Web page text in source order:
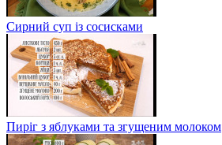
Сирний суп із сосисками
Пиріг з яблуками та згущеним молоком